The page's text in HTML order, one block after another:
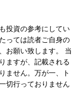
投資の参考にしてい
っては読者ご自身の
お願い致します。 当
ますが、記載される
ません。万が一、ト
切行っておりません